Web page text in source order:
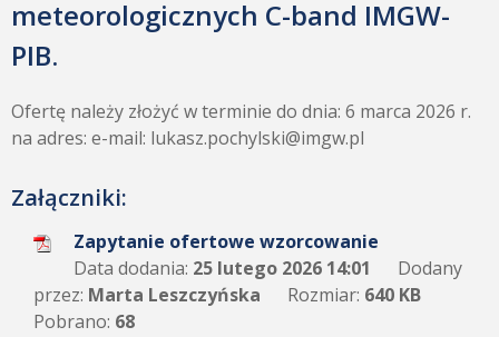
meteorologicznych C-band IMGW-
PIB.
Ofertę należy złożyć w terminie do dnia: 6 marca 2026 r.
na adres: e-mail: lukasz.pochylski@imgw.pl
Załączniki:
Zapytanie ofertowe wzorcowanie
Data dodania: 25 lutego 2026 14:01
Dodany
przez: Marta Leszczyńska Rozmiar: 640 KB
Pobrano: 68